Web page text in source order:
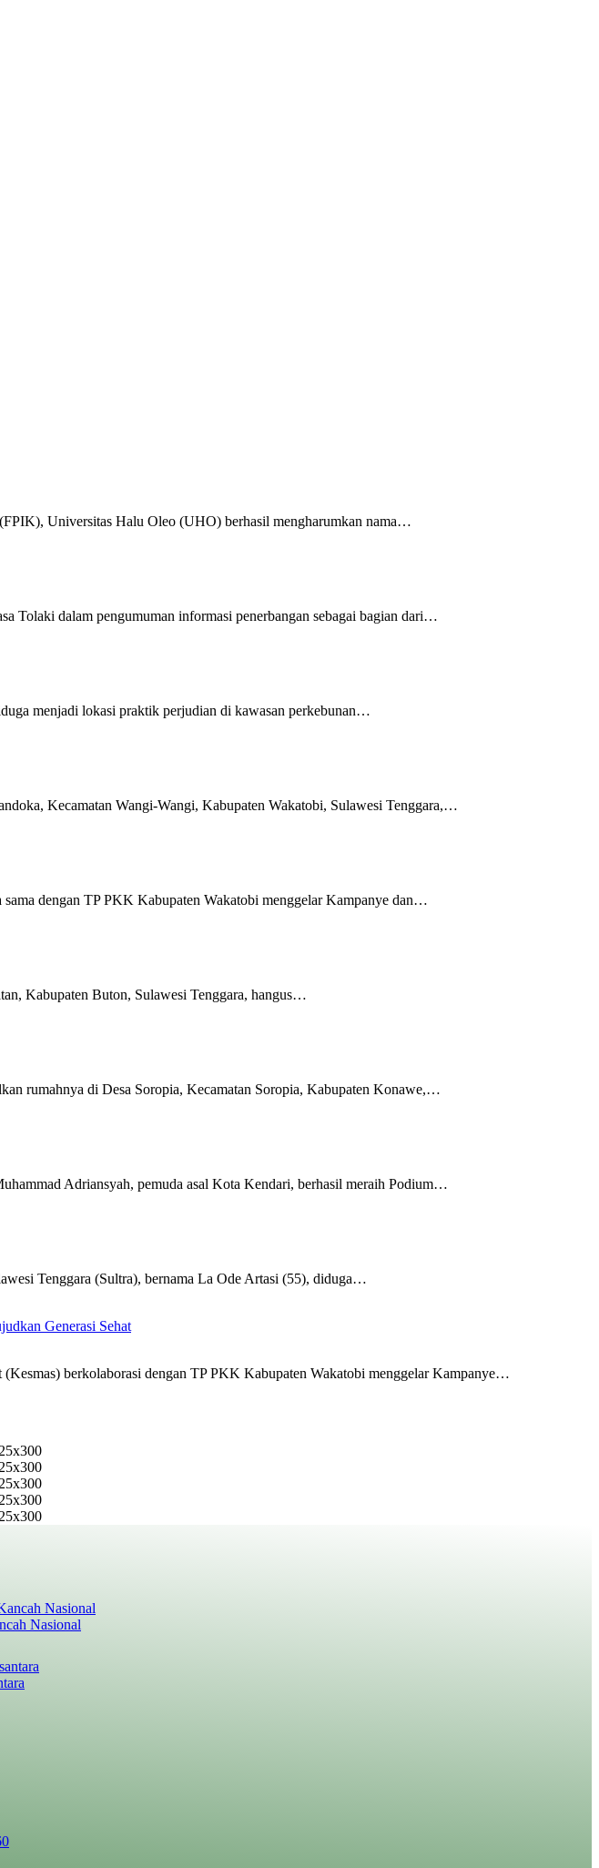
Universitas Halu Oleo (UHO) berhasil mengharumkan nama…
Tolaki dalam pengumuman informasi penerbangan sebagai bagian dari…
menjadi lokasi praktik perjudian di kawasan perkebunan…
Kecamatan Wangi-Wangi, Kabupaten Wakatobi, Sulawesi Tenggara,…
dengan TP PKK Kabupaten Wakatobi menggelar Kampanye dan…
Kabupaten Buton, Sulawesi Tenggara, hangus…
rumahnya di Desa Soropia, Kecamatan Soropia, Kabupaten Konawe,…
Adriansyah, pemuda asal Kota Kendari, berhasil meraih Podium…
Tenggara (Sultra), bernama La Ode Artasi (55), diduga…
Generasi Sehat
berkolaborasi dengan TP PKK Kabupaten Wakatobi menggelar Kampanye…
Nasional